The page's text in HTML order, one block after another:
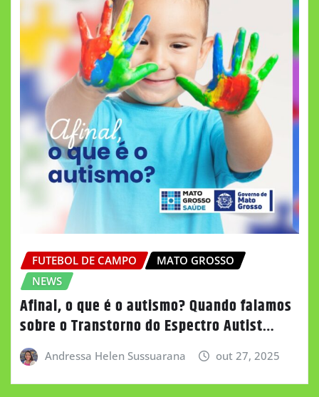
FUTEBOL DE CAMPO
MATO GROSSO
NEWS
Afinal, o que é o autismo? Quando falamos
sobre o Transtorno do Espectro Autist…
Andressa Helen Sussuarana out 27, 2025